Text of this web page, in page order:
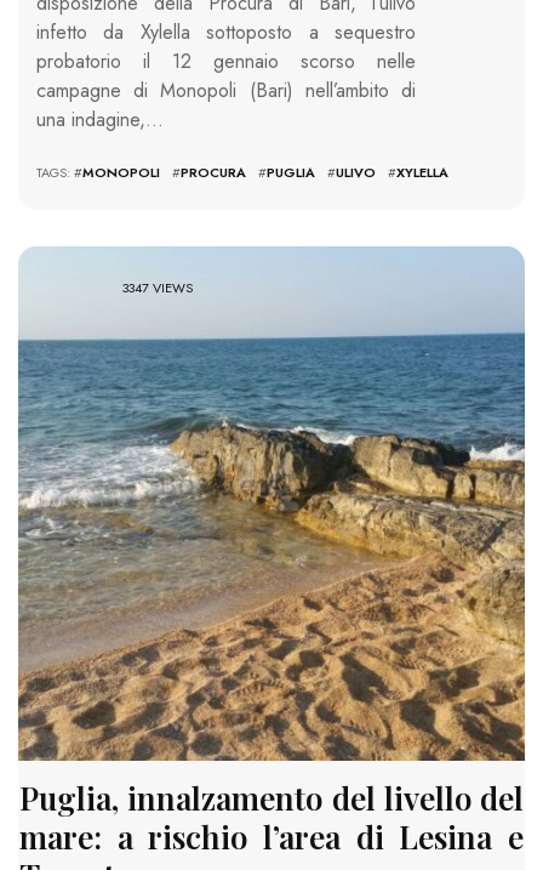
infetto da Xylella sottoposto a sequestro
probatorio il 12 gennaio scorso nelle
campagne di Monopoli (Bari) nell’ambito di
una indagine,…
TAGS: #MONOPOLI #PROCURA #PUGLIA #ULIVO #XYLELLA
3347 VIEWS
Puglia, innalzamento del livello del
mare: a rischio l’area di Lesina e